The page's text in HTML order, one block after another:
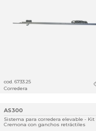
cod. 6733.25
Corredera
AS300
Sistema para corredera elevable - Kit
Cremona con ganchos retráctiles